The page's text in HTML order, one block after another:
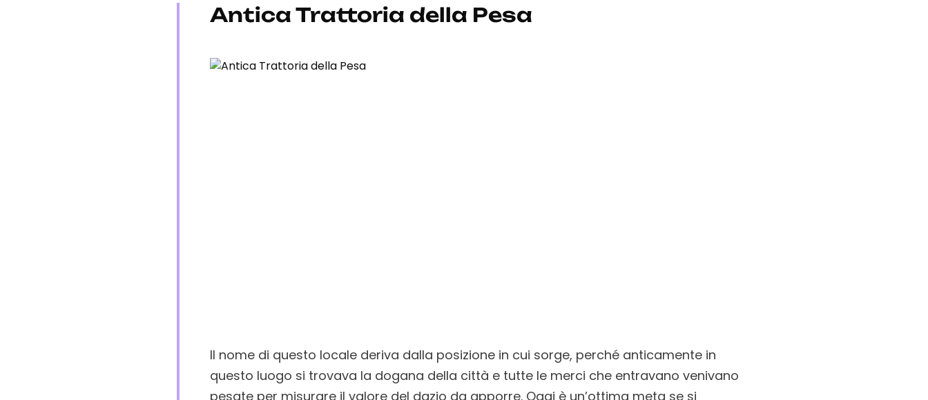
Antica Trattoria della Pesa
Il nome di questo locale deriva dalla posizione in cui sorge, perché anticamente in
questo luogo si trovava la dogana della città e tutte le merci che entravano venivano
pesate per misurare il valore del dazio da apporre. Oggi è un’ottima meta se si